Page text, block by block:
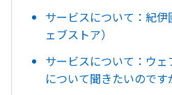
サービスについて：紀
ェブストア）
サービスについて：ウ
について聞きたいのです